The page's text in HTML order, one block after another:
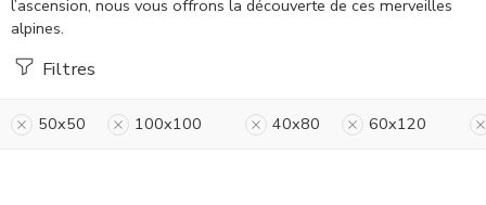
l’ascension, nous vous offrons la découverte de ces merveilles
alpines.
Filtres
50x50 100x100 40x80 60x120